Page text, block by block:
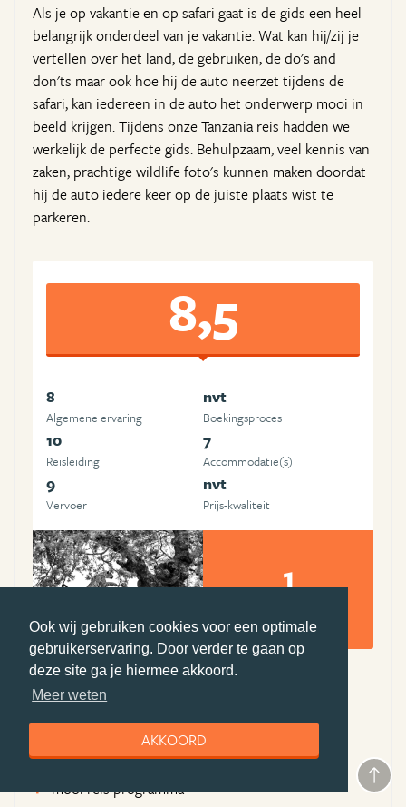
Ook wij gebruiken cookies voor een optimale
gebruikerservaring. Door verder te gaan op
deze site ga je hiermee akkoord.
Meer weten
AKKOORD
Als je op vakantie en op safari gaat is de gids een heel
belangrijk onderdeel van je vakantie. Wat kan hij/zij je
vertellen over het land, de gebruiken, de do's and
don'ts maar ook hoe hij de auto neerzet tijdens de
safari, kan iedereen in de auto het onderwerp mooi in
beeld krijgen. Tijdens onze Tanzania reis hadden we
werkelijk de perfecte gids. Behulpzaam, veel kennis van
zaken, prachtige wildlife foto's kunnen maken doordat
hij de auto iedere keer op de juiste plaats wist te
parkeren.
8,5
8
Algemene ervaring
nvt
Boekingsproces
10
Reisleiding
7
Accommodatie(s)
9
Vervoer
nvt
Prijs-kwaliteit
Alice van Kempen
1
Pluspunten Djoser
uitstekende gidsen
prima accommodaties
mooi reis programma